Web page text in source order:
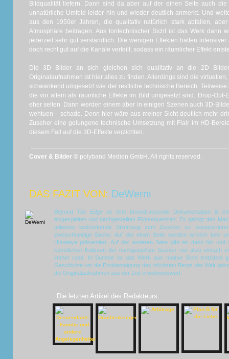
Bildqualität liefern. Dann sind da aber auf der einen Seite auch
unnatürliche Umfeld leider hin und wieder deutlich anmerkt. Und
aus den 1950er Jahren, die qualitativ natürlich stark abfallen,
Atmosphäre beitragen. Aus tontechnischer Sicht ist das Werk dann
jederzeit sehr gut verständlich. Die wenigen Effekten hätten
doch recht gut auf die Kanäle verteilt, sodass ein räumlicher Effekt
Die 3D Bilder an sich gleichen sich qualitativ an die 2D
Originalaufnahmen ist hier alles zu finden. Allerdings sind die
schwankend umgesetzt wie der restliche technische Bereich.
die vor allem als räumliche Effekte im Bild umgesetzt sind. Drop-
eher selten. Dann werden einem aber in einigen Szenen auch 3D-
wehtuen – schade. Denn hier wäre aus meiner Sicht deutlich mehr
Zuseher eine gelungene technische Umsetzung mit Flair im HD-
diesem Fall auf die 3D-Effekte verzichten.
Cover & Bilder © polyband Medien GmbH. All rights reserved.
DAS FAZIT VON: DeWerni
Beyond The Edge ist eine beeindruckende Dokumentation in
eingespielten und nachgestellten Filmsequenzen. Es gelingt den
teilweise bedrückende Stimmung zum Zuseher zu
zweischneidige Sache: Auf der einen Seite werden wirklich tolle
Himalaya präsentiert. Auf der anderen Seite gibt es dann hin
künstlichen Kulissen der nachgestellten Szenen nur allzu einfach
immer rund. In Summe ist das Werk aus meiner Sicht trotzdem
Geschichte um die Erstbesteigung des höchsten Bergs der Welt
die Originalaufnahmen aus der Zeit erwähnenswert.
Die letzten Artikel des Redakteurs: